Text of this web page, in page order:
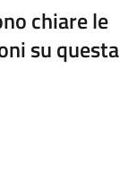
chiare le
su questa